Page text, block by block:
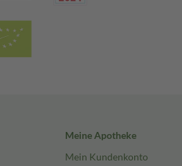
Meine Apotheke
Mein Kundenkonto